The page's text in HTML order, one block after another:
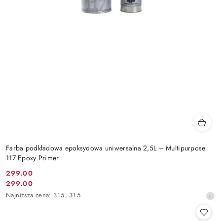
Farba podkładowa epoksydowa uniwersalna 2,5L – Multipurpose
117 Epoxy Primer
Cena
promocyjna:
299.00
Cena
promocyjna:
299.00
Najniższa
Najniższa cena: 315, 315